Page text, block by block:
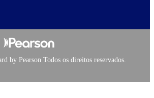
by Pearson Todos os direitos reservados.